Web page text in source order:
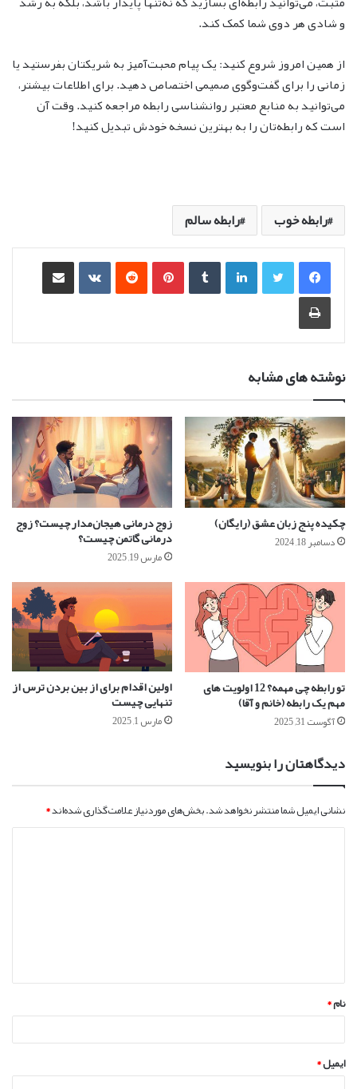
و شادی هر دوی شما کمک کند.
از همین امروز شروع کنید: یک پیام محبت‌آمیز به شریکتان بفرستید یا
زمانی را برای گفت‌وگوی صمیمی اختصاص دهید. برای اطلاعات بیشتر،
می‌توانید به منابع معتبر روانشناسی رابطه مراجعه کنید. وقت آن
است که رابطه‌تان را به بهترین نسخه خودش تبدیل کنید!
رابطه خوب رابطه سالم
لینکدین‫تامبلر ‫پین‌ترست‫رددیت ‫VKontakteاشتراک گذاری از طریق ایمیل
چاپ
نوشته های مشابه
چکیده پنج زبان عشق (رایگان)
دسامبر 18, 2024
زوج درمانی هیجان‌مدار چیست؟ زوج
درمانی گاتمن چیست؟
مارس 19, 2025
تو رابطه چی مهمه؟ 12 اولویت های
مهم یک رابطه (خانم و آقا)
آگوست 31, 2025
اولین اقدام برای از بین بردن ترس از
تنهایی چیست
مارس 1, 2025
دیدگاهتان را بنویسید
نشانی ایمیل شما منتشر نخواهد شد.بخش‌های موردنیاز علامت‌گذاری شده‌اند*
*
نام*
ایمیل*